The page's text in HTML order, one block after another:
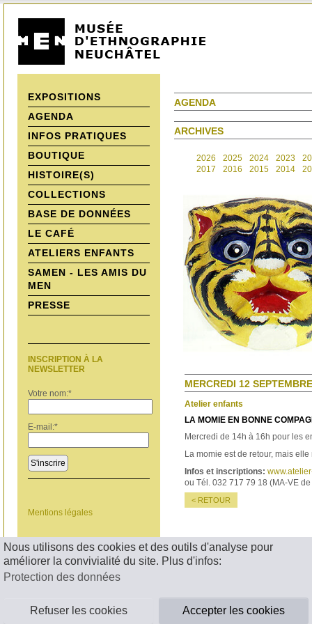
Nous utilisons des cookies et des outils d'analyse pour
améliorer la convivialité du site. Plus d'infos:
Protection des données
Refuser les cookies Accepter les cookies
EXPOSITIONS
AGENDA
INFOS PRATIQUES
BOUTIQUE
HISTOIRE(S)
COLLECTIONS
BASE DE DONNÉES
LE CAFÉ
ATELIERS ENFANTS
SAMEN - LES AMIS DU
MEN
PRESSE
INSCRIPTION À LA
NEWSLETTER
Votre nom:*
E-mail:*
S'inscrire
Mentions légales
AGENDA
ARCHIVES
2026 2025 2024 2023
2017
2016 2015 2014
MERCREDI 12
Atelier enfants
LA MOMIE EN BONNE
Mercredi de 14h à 16h pour les
La momie est de retour, mais
Infos et inscriptions:
ou Tél. 032 717 79 18 (MA-VE
< RETOUR